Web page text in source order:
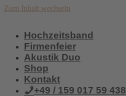
Zum Inhalt wechseln
Hochzeitsband
Firmenfeier
Akustik Duo
Shop
Kontakt
+49 / 159 017 59 438